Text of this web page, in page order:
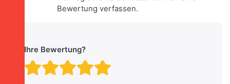
Bewertung verfassen.
Ihre Bewertung?
Bewertung: 4 von
Bewertung: 3 von 5
Bewertung: 2 von 5
Bewertung: 1 von 5